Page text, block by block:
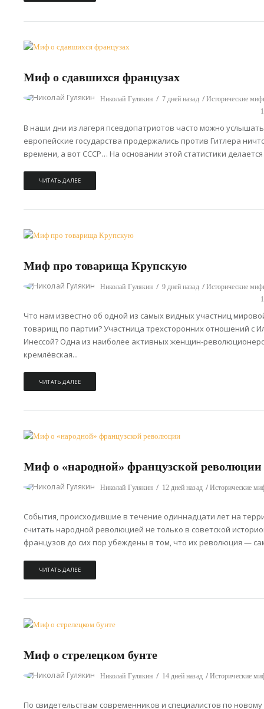
Миф о сдавшихся французах
Николай Гулякин 7 дней назад
Исторические
В наши дни из лагеря псевдопатриотов часто можно
европейские государства продержались против Гитлера
времени, а вот СССР… На основании этой статистики
ЧИТАТЬ ДАЛЕЕ
Миф про товарища Крупскую
Николай Гулякин 9 дней назад
Исторические
Что нам известно об одной из самых видных участниц
товарищ по партии? Участница трехсторонних отношений с
Инессой? Одна из наиболее активных женщин-
кремлёвская...
ЧИТАТЬ ДАЛЕЕ
Миф о «народной» французской революции
Николай Гулякин 12 дней назад Исторические
События, происходившие в течение одиннадцати лет на
считать народной революцией не только в советской
французов до сих пор убеждены в том, что их революция —
ЧИТАТЬ ДАЛЕЕ
Миф о стрелецком бунте
Николай Гулякин 14 дней назад Исторические
По свидетельствам современников и специалистов по